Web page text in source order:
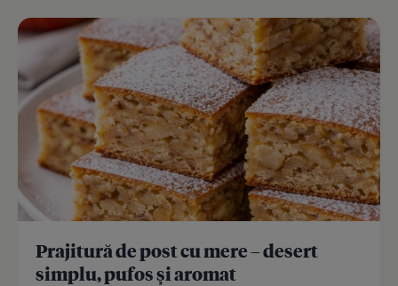
Prajitură de post cu mere – desert
simplu, pufos și aromat